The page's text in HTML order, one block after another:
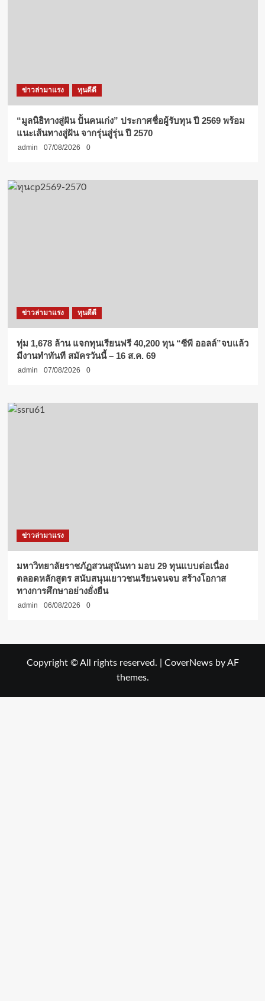
ข่าวล่ามาแรง ทุนดีดี
“มูลนิธิทางสู่ฝัน ปั้นคนเก่ง” ประกาศชื่อผู้รับทุน ปี 2569 พร้อม
แนะเส้นทางสู่ฝัน จากรุ่นสู่รุ่น ปี 2570
admin 07/08/2026 0
ข่าวล่ามาแรง ทุนดีดี
ทุ่ม 1,678 ล้าน แจกทุนเรียนฟรี 40,200 ทุน “ซีพี ออลล์”จบแล้ว
มีงานทำทันที สมัครวันนี้ – 16 ส.ค. 69
admin 07/08/2026 0
ข่าวล่ามาแรง
มหาวิทยาลัยราชภัฏสวนสุนันทา มอบ 29 ทุนแบบต่อเนื่อง
ตลอดหลักสูตร สนับสนุนเยาวชนเรียนจนจบ สร้างโอกาส
ทางการศึกษาอย่างยั่งยืน
admin 06/08/2026 0
Copyright © All rights reserved. CoverNewsby AF
themes.